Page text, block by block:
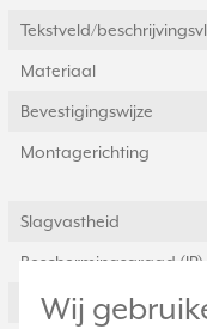
Wij
Tekstveld/
Materiaal
Bevestigingswijze
Montagerichting
Slagvastheid
Beschermingsgraad (IP)
Geschikt voor vloerpot